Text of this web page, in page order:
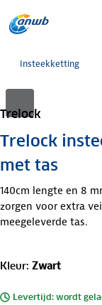
Insteekketting
Trelock
Trelock
met tas
140cm lengte en 8
zorgen voor extra
meegeleverde tas.
Kleur: Zwart
Levertijd: wordt